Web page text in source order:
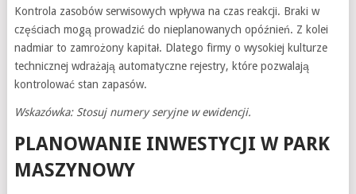
Kontrola zasobów serwisowych wpływa na czas reakcji. Braki w
częściach mogą prowadzić do nieplanowanych opóźnień. Z kolei
nadmiar to zamrożony kapitał. Dlatego firmy o wysokiej kulturze
technicznej wdrażają automatyczne rejestry, które pozwalają
kontrolować stan zapasów.
Wskazówka: Stosuj numery seryjne w ewidencji.
PLANOWANIE INWESTYCJI W PARK
MASZYNOWY